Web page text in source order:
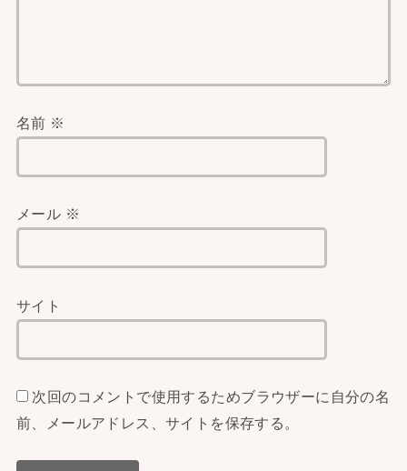
名前 ※
メール ※
サイト
次回のコメントで使用するためブラウザーに自分の名
前、メールアドレス、サイトを保存する。